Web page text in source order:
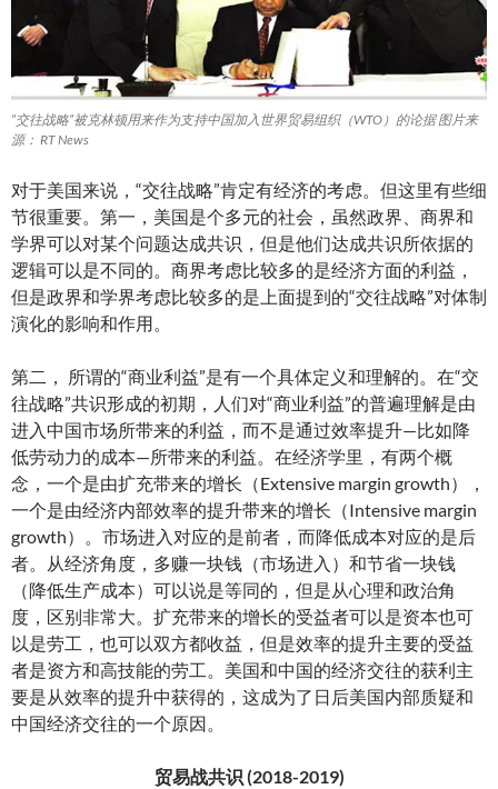
“交往战略”被克林顿用来作为支持中国加入世界贸易组织（WTO）的论据 图片来
源： RT News
对于美国来说，“交往战略”肯定有经济的考虑。但这里有些细
节很重要。第一，美国是个多元的社会，虽然政界、商界和
学界可以对某个问题达成共识，但是他们达成共识所依据的
逻辑可以是不同的。商界考虑比较多的是经济方面的利益，
但是政界和学界考虑比较多的是上面提到的“交往战略”对体制
演化的影响和作用。
第二， 所谓的“商业利益”是有一个具体定义和理解的。在“交
往战略”共识形成的初期，人们对“商业利益”的普遍理解是由
进入中国市场所带来的利益，而不是通过效率提升—比如降
低劳动力的成本—所带来的利益。在经济学里，有两个概
念，一个是由扩充带来的增长（Extensive margin growth），
一个是由经济内部效率的提升带来的增长（Intensive margin
growth）。市场进入对应的是前者，而降低成本对应的是后
者。从经济角度，多赚一块钱（市场进入）和节省一块钱
（降低生产成本）可以说是等同的，但是从心理和政治角
度，区别非常大。扩充带来的增长的受益者可以是资本也可
以是劳工，也可以双方都收益，但是效率的提升主要的受益
者是资方和高技能的劳工。美国和中国的经济交往的获利主
要是从效率的提升中获得的，这成为了日后美国内部质疑和
中国经济交往的一个原因。
贸易战共识 (2018-2019)